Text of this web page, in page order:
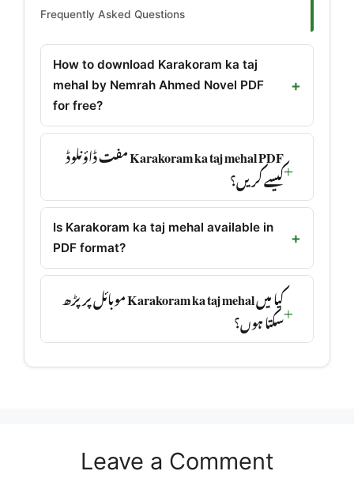
Frequently Asked Questions
How to download Karakoram ka taj
mehal by Nemrah Ahmed Novel PDF
for free?
Karakoram ka taj mehal PDF مفت ڈاؤنلوڈ
کیسے کریں؟
Is Karakoram ka taj mehal available in
PDF format?
کیا میں Karakoram ka taj mehal موبائل پر پڑھ
سکتا ہوں؟
Leave a Comment